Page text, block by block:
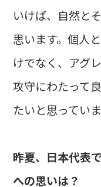
いけば、自然と
思います。個人
けでなく、アグ
攻守にわたって
たいと思っていま
――昨夏、日本代
への思いは？